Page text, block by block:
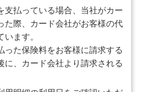
支払っている場合、当社がカー
た際、カード会社がお客様の代
ます。
た保険料をお客様に請求する
に、カード会社より請求される